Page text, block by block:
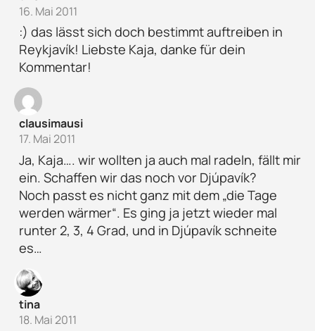
16. Mai 2011
:) das lässt sich doch bestimmt auftreiben in
Reykjavík! Liebste Kaja, danke für dein
Kommentar!
clausimausi
17. Mai 2011
Ja, Kaja…. wir wollten ja auch mal radeln, fällt mir
ein. Schaffen wir das noch vor Djúpavík?
Noch passt es nicht ganz mit dem „die Tage
werden wärmer“. Es ging ja jetzt wieder mal
runter 2, 3, 4 Grad, und in Djúpavík schneite
es…
tina
18. Mai 2011